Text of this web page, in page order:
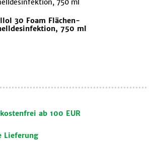
30 Foam Flächen-
750 ml
ab 100 EUR
Lieferung